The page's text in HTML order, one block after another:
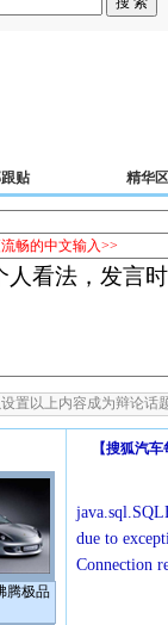
贴 精华区
畅的中文输入>>
腾极品
【搜狐汽车
due to
Connection